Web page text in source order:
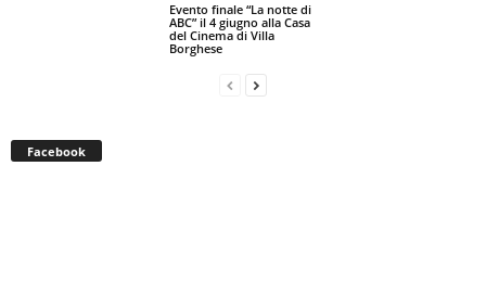
Evento finale “La notte di
ABC” il 4 giugno alla Casa
del Cinema di Villa
Borghese
Facebook